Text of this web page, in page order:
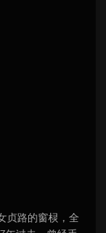
贞路的窗棂，全